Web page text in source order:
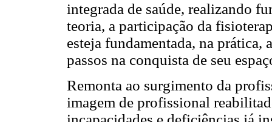
integrada de saúde, realizando
teoria, a participação da
esteja fundamentada, na
passos na conquista de seu
Remonta ao surgimento da
imagem de profissional